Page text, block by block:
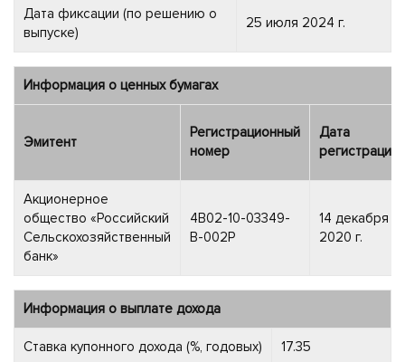
Дата фиксации (по решению о
выпуске)
25 июля 2024 г.
Информация о ценных бумагах
Эмитент
Регистрационный
номер
Дата
регистрации
Акционерное
общество «Российский
Сельскохозяйственный
банк»
4B02-10-03349-
B-002P
14 декабря
2020 г.
Информация о выплате дохода
Ставка купонного дохода (%, годовых) 17.35